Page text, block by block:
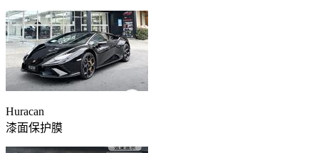
Huracan
漆面保护膜